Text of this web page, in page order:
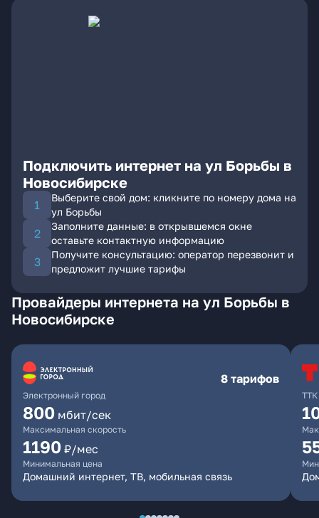
Подключить интернет на ул Борьбы в
Новосибирске
Выберите свой дом: кликните по номеру дома на
ул Борьбы
Заполните данные: в открывшемся окне
оставьте контактную информацию
Получите консультацию: оператор перезвонит и
предложит лучшие тарифы
Провайдеры интернета на ул Борьбы в
Новосибирске
Электронный город
8 тарифов
800 мбит/сек
Максимальная скорость
1190 ₽/мес
Минимальная цена
Домашний интернет, ТВ, мобильная связь
ТТК